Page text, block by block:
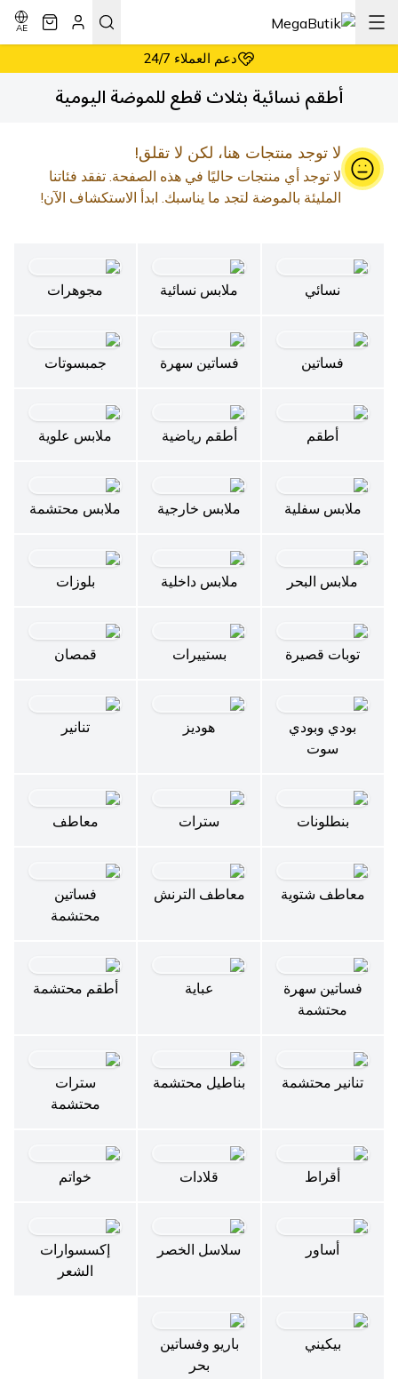
AE
دعم العملاء 24/7
أسعار معقولة دائماً
أطقم نسائية بثلاث قطع للموضة اليومية
لا توجد منتجات هنا، لكن لا تقلق!
لا توجد أي منتجات حاليًا في هذه الصفحة. تفقد فئاتنا
المليئة بالموضة لتجد ما يناسبك. ابدأ الاستكشاف الآن!
نسائي ملابس نسائية مجوهرات
فساتين فساتين سهرة جمبسوتات
أطقم أطقم رياضية ملابس علوية
ملابس سفلية ملابس خارجية ملابس محتشمة
ملابس البحر ملابس داخلية بلوزات
توبات قصيرة بستييرات قمصان
بودي وبودي
سوت
هوديز تنانير
بنطلونات سترات معاطف
معاطف شتوية معاطف الترنش
فساتين
محتشمة
فساتين سهرة
محتشمة
عباية أطقم محتشمة
تنانير محتشمة بناطيل محتشمة
سترات
محتشمة
أقراط قلادات خواتم
أساور سلاسل الخصر
إكسسوارات
الشعر
بيكيني
باريو وفساتين
بحر